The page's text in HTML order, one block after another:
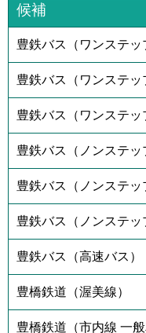
候補
豊鉄バス（ワンステッ
豊鉄バス（ワンステ
豊鉄バス（ワンステ
豊鉄バス（ノンステッ
豊鉄バス（ノンステ
豊鉄バス（ノンステ
豊鉄バス（高速バス）
豊橋鉄道（渥美線）
豊橋鉄道（市内線 一般